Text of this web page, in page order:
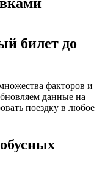
билет до
факторов и
данные на
поездку в любое